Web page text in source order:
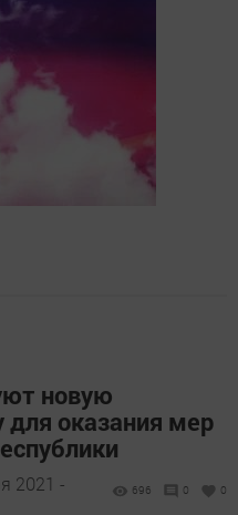
новую
оказания мер
2021 -
696 0 0